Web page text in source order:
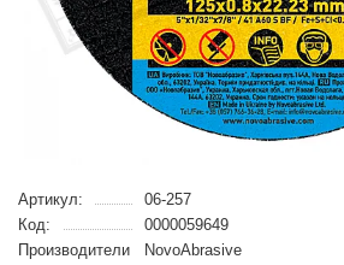
Артикул:
06-257
Код:
0000059649
Производители
NovoAbrasive